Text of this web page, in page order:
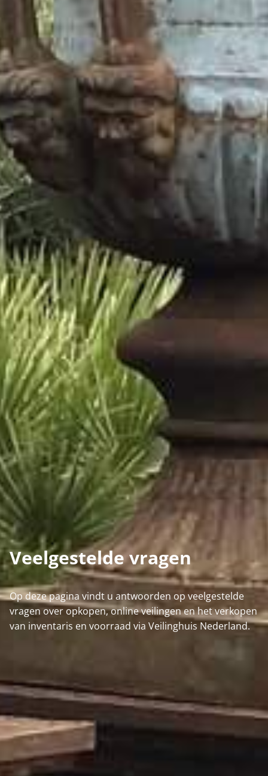
Veelgestelde vragen
Op deze pagina vindt u antwoorden op veelgestelde
vragen over opkopen, online veilingen en het verkopen
van inventaris en voorraad via Veilinghuis Nederland.